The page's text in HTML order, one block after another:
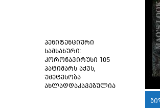
პენიტენციური
სამსახური:
კორონავირუსი 105
პატიმარს აქვს,
უმეტესობა
ახლადდაკავებულია